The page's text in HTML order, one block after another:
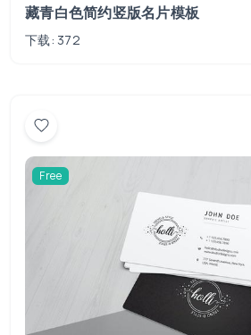
藏青白色简约竖版名片模板
下载: 372
Free